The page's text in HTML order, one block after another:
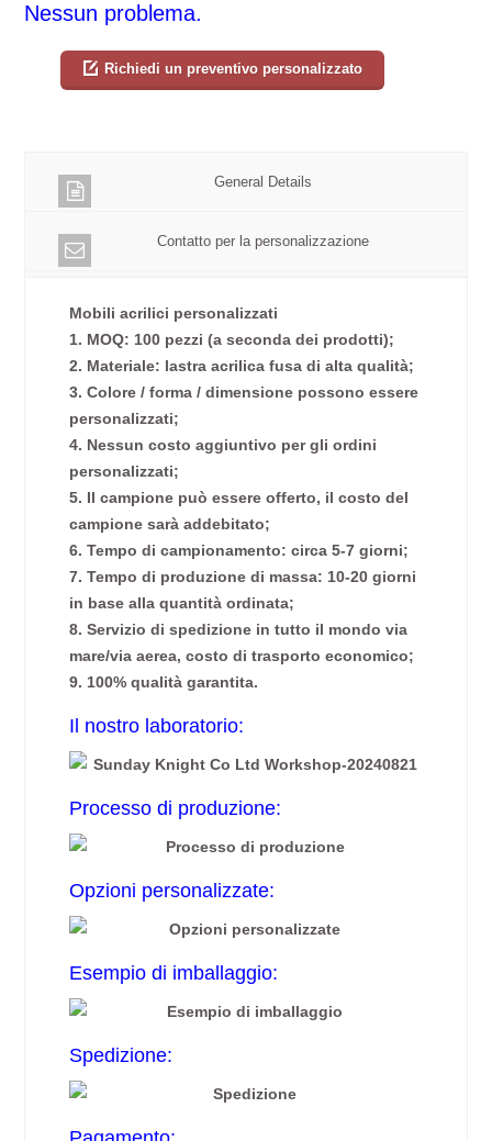
Nessun problema.
Richiedi un preventivo personalizzato
General Details
Contatto per la personalizzazione
Mobili acrilici personalizzati
1. MOQ: 100 pezzi (a seconda dei prodotti);
2. Materiale: lastra acrilica fusa di alta qualità;
3. Colore / forma / dimensione possono essere
personalizzati;
4. Nessun costo aggiuntivo per gli ordini
personalizzati;
5. Il campione può essere offerto, il costo del
campione sarà addebitato;
6. Tempo di campionamento: circa 5-7 giorni;
7. Tempo di produzione di massa: 10-20 giorni
in base alla quantità ordinata;
8. Servizio di spedizione in tutto il mondo via
mare/via aerea, costo di trasporto economico;
9. 100% qualità garantita.
Il nostro laboratorio:
Processo di produzione:
Opzioni personalizzate:
Esempio di imballaggio:
Spedizione: